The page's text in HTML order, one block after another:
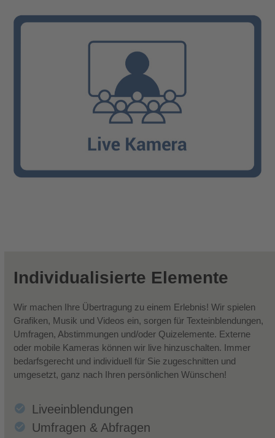
Individualisierte Elemente
Wir machen Ihre Übertragung zu einem Erlebnis! Wir spielen
Grafiken, Musik und Videos ein, sorgen für Texteinblendungen,
Umfragen, Abstimmungen und/oder Quizelemente. Externe
oder mobile Kameras können wir live hinzuschalten. Immer
bedarfsgerecht und individuell für Sie zugeschnitten und
umgesetzt, ganz nach Ihren persönlichen Wünschen!
Liveeinblendungen
Umfragen & Abfragen